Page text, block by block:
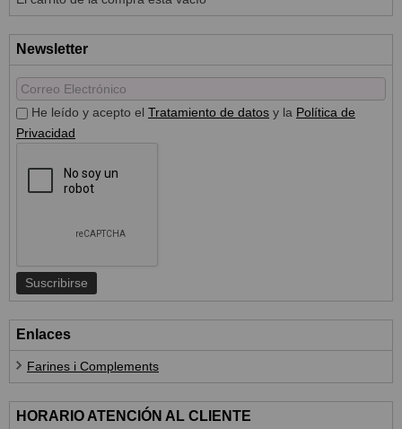
Newsletter
He leído y acepto el Tratamiento de datos y la Política de
Privacidad
Enlaces
Farines i Complements
HORARIO ATENCIÓN AL CLIENTE